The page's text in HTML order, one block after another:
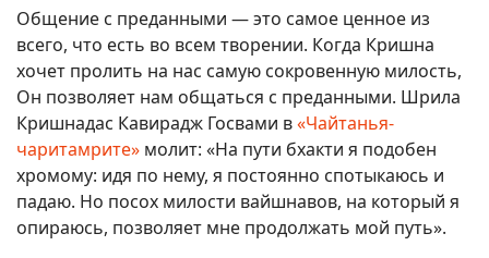
Общение с преданными — это самое ценное из
всего, что есть во всем творении. Когда Кришна
хочет пролить на нас самую сокровенную милость,
Он позволяет нам общаться с преданными. Шрила
Кришнадас Кавирадж Госвами в«Чайтанья-
чаритамрите» молит: «На пути бхакти я подобен
хромому: идя по нему, я постоянно спотыкаюсь и
падаю. Но посох милости вайшнавов, на который я
опираюсь, позволяет мне продолжать мой путь».